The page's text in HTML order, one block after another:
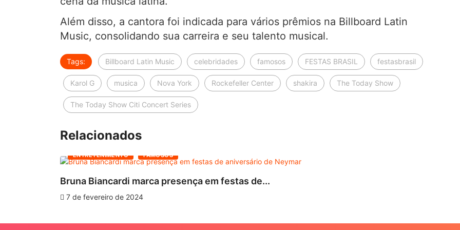
Além disso, a cantora foi indicada para vários prêmios na Billboard Latin
Music, consolidando sua carreira e seu talento musical.
Tags: Billboard Latin Music celebridades famosos FESTAS BRASIL festasbrasil
Karol G musica Nova York Rockefeller Center shakira The Today Show
The Today Show Citi Concert Series
Relacionados
ENTRETENIMENTO FAMOSOS
Bruna Biancardi marca presença em festas de...
7 de fevereiro de 2024